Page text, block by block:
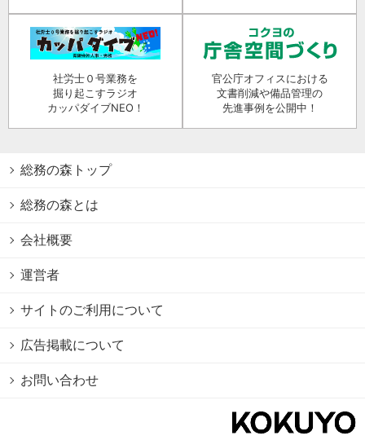
社労士０号業務を
掘り起こすラジオ
カッパダイブNEO！
官公庁オフィスにおける
文書削減や備品管理の
先進事例を公開中！
総務の森トップ
総務の森とは
会社概要
運営者
サイトのご利用について
広告掲載について
お問い合わせ